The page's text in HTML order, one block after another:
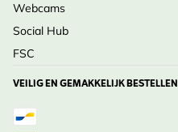
Webcams
Social Hub
FSC
VEILIG EN GEMAKKELIJK BESTELLEN